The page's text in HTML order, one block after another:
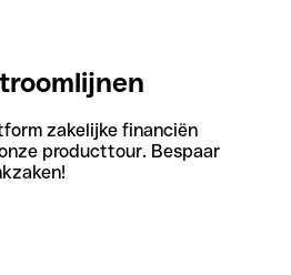
zakelijke financiën
producttour. Bespaar